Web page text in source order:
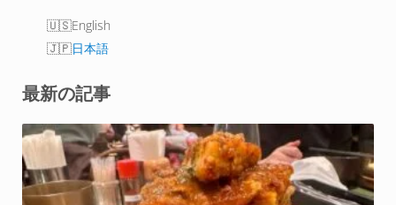
English
日本語
最新の記事